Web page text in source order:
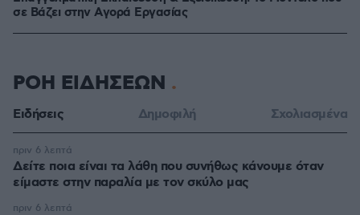
σε Bάζει στην Aγορά Eργασίας
ΡΟΗ ΕΙΔΗΣΕΩΝ
Ειδήσεις Δημοφιλή Σχολιασμένα
Δείτε ποια είναι τα λάθη που συνήθως κάνουμε όταν
είμαστε στην παραλία με τον σκύλο μας
πριν 6 λεπτά
πριν 6 λεπτά